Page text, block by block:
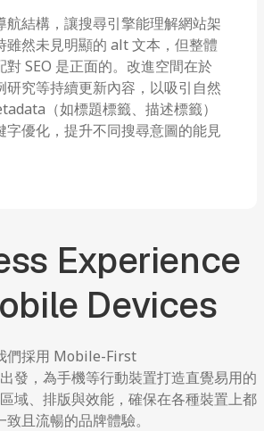
航結構，讓搜尋引擎能理解網站架
雖然未見明顯的 alt 文本，但整體
對 SEO 是正面的。改進空間在於
研究等持續更新內容，以吸引自然
（如標題標籤、描述標籤）
字優化，提升不同搜尋意圖的能見
Experience
Devices
們採用 Mobile-First
發，為手機等行動裝置打造直覺易用的
域、排版與效能，確保在各種裝置上都
致且流暢的品牌體驗。